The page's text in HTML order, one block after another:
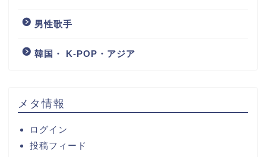
男性歌手
韓国・ K-POP・アジア
メタ情報
ログイン
投稿フィード